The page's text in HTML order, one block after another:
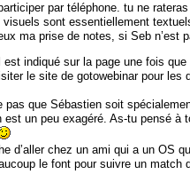
par téléphone. tu ne
visuels sont essentiellement
ma prise de notes, si Seb n’est
est indiqué sur la page une fois
le site de gotowebinar pour les
pas que Sébastien soit
est un peu exagéré. As-tu pensé à
d’aller chez un ami qui a un OS
le font pour suivre un match